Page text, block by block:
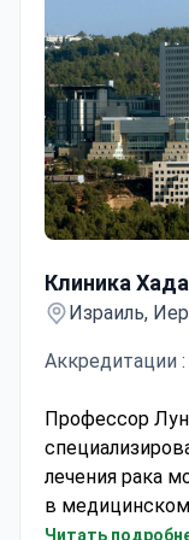
Клиника
Израиль,
Аккредитации :
Профессор
лечения рака
в медицинском
входящей в
Читать